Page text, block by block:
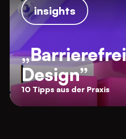
insights
Design”
10 Tipps aus der Praxis